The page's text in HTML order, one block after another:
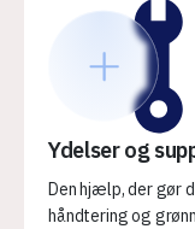
Ydelser og
Den hjælp, der gør
håndtering og